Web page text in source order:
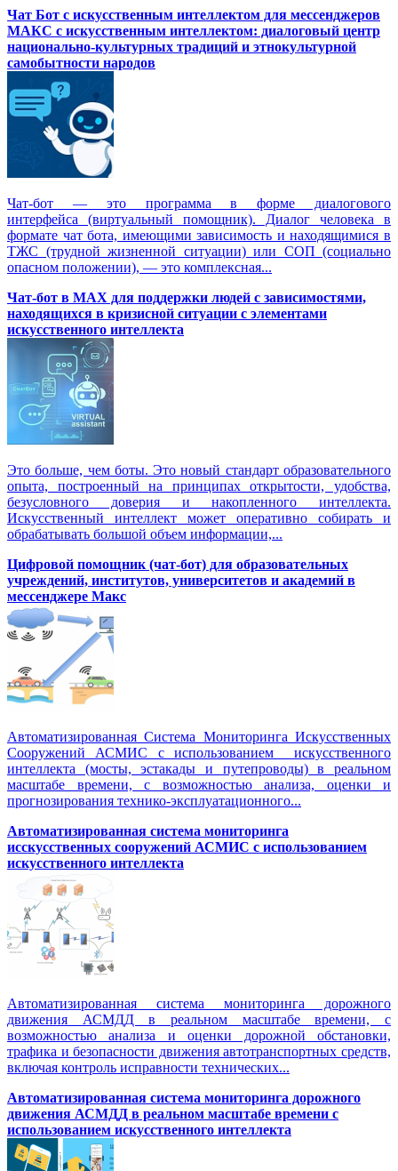
Чат Бот с искусственным интеллектом для мессенджеров
МАКС с искусственным интеллектом: диалоговый центр
национально-культурных традиций и этнокультурной
самобытности народов
Чат-бот — это программа в форме диалогового
интерфейса (виртуальный помощник). Диалог человека в
формате чат бота, имеющими зависимость и находящимися в
ТЖС (трудной жизненной ситуации) или СОП (социально
опасном положении), — это комплексная...
Чат-бот в MAX для поддержки людей с зависимостями,
находящихся в кризисной ситуации с элементами
искусственного интеллекта
Это больше, чем боты. Это новый стандарт образовательного
опыта, построенный на принципах открытости, удобства,
безусловного доверия и накопленного интеллекта.
Искусственный интеллект может оперативно собирать и
обрабатывать большой объем информации,...
Цифровой помощник (чат-бот) для образовательных
учреждений, институтов, университетов и академий в
мессенджере Макс
Автоматизированная Система Мониторинга Искусственных
Сооружений АСМИС с использованием искусственного
интеллекта (мосты, эстакады и путепроводы) в реальном
масштабе времени, с возможностью анализа, оценки и
прогнозирования технико-эксплуатационного...
Автоматизированная система мониторинга
исскусственных сооружений АСМИС с использованием
искусственного интеллекта
Автоматизированная система мониторинга дорожного
движения АСМДД в реальном масштабе времени, с
возможностью анализа и оценки дорожной обстановки,
трафика и безопасности движения автотранспортных средств,
включая контроль исправности технических...
Автоматизированная cистема мониторинга дорожного
движения АСМДД в реальном масштабе времени с
использованием искусственного интеллекта